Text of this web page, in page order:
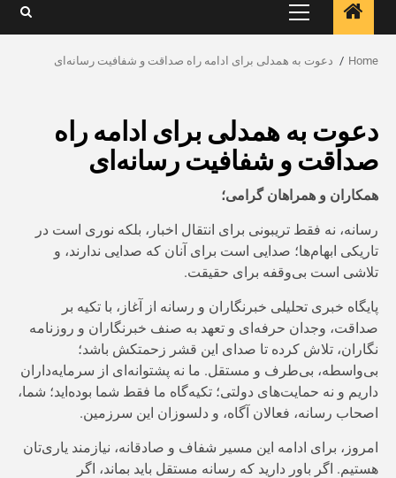
Primary
Menu
Home دعوت به همدلی برای ادامه راه صداقت و شفافیت رسانه‌ای
دعوت به همدلی برای ادامه راه
صداقت و شفافیت رسانه‌ای
همکاران و همراهان گرامی؛
رسانه، نه فقط تریبونی برای انتقال اخبار، بلکه نوری است در
تاریکی ابهام‌ها؛ صدایی است برای آنان که صدایی ندارند، و
تلاشی است بی‌وقفه برای حقیقت.
پایگاه خبری تحلیلی خبرنگاران و رسانه از آغاز، با تکیه بر
صداقت، وجدان حرفه‌ای و تعهد به صنف خبرنگاران و روزنامه
نگاران، تلاش کرده تا صدای این قشر زحمتکش باشد؛
بی‌واسطه، بی‌طرف و مستقل. ما نه پشتوانه‌ای از سرمایه‌داران
داریم و نه حمایت‌های دولتی؛ تکیه‌گاه ما فقط شما بوده‌اید؛ شما،
اصحاب رسانه، فعالان آگاه، و دلسوزان این سرزمین.
امروز، برای ادامه این مسیر شفاف و صادقانه، نیازمند یاری‌تان
هستیم. اگر باور دارید که رسانه مستقل باید بماند، اگر